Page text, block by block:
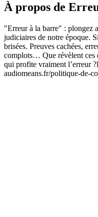
À propos de
"Erreur à la barre" : plongez
judiciaires de notre époque.
brisées. Preuves cachées,
complots… Que révèlent ces
qui profite vraiment l’erreur
audiomeans.fr/politique-de-